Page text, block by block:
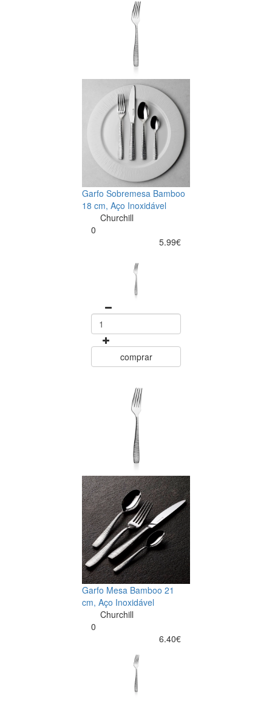
Garfo Sobremesa Bamboo
18 cm, Aço Inoxidável
Churchill
0
5.99€
comprar
Garfo Mesa Bamboo 21
cm, Aço Inoxidável
Churchill
0
6.40€